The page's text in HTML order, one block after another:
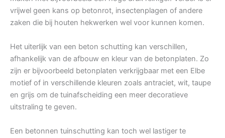
vrijwel geen kans op betonrot, insectenplagen of andere
zaken die bij houten hekwerken wel voor kunnen komen.
Het uiterlijk van een beton schutting kan verschillen,
afhankelijk van de afbouw en kleur van de betonplaten. Zo
zijn er bijvoorbeeld betonplaten verkrijgbaar met een Elbe
motief of in verschillende kleuren zoals antraciet, wit, taupe
en grijs om de tuinafscheiding een meer decoratieve
uitstraling te geven.
Een betonnen tuinschutting kan toch wel lastiger te